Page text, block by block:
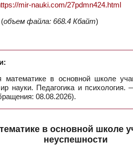
mir-nauki.com/27pdmn424.html
(объем файла: 668.4 Кбайт)
математике в основной школе
науки. Педагогика и
08.08.2026).
в основной школе
неуспешности